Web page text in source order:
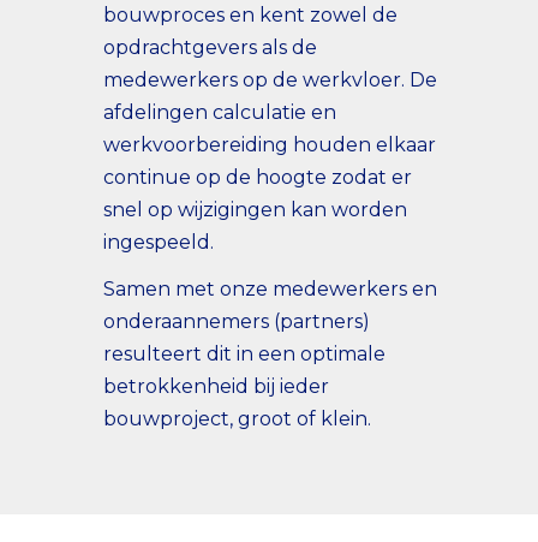
bouwproces en kent zowel de
opdrachtgevers als de
medewerkers op de werkvloer. De
afdelingen calculatie en
werkvoorbereiding houden elkaar
continue op de hoogte zodat er
snel op wijzigingen kan worden
ingespeeld.
Samen met onze medewerkers en
onderaannemers (partners)
resulteert dit in een optimale
betrokkenheid bij ieder
bouwproject, groot of klein.